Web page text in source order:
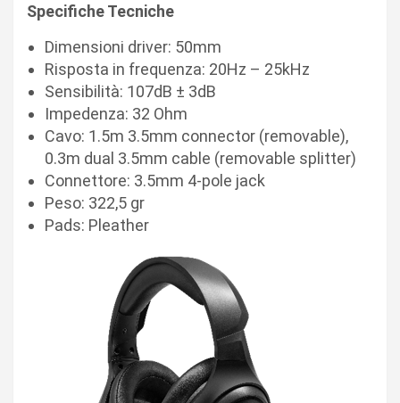
Specifiche Tecniche
Dimensioni driver: 50mm
Risposta in frequenza: 20Hz – 25kHz
Sensibilità: 107dB ± 3dB
Impedenza: 32 Ohm
Cavo: 1.5m 3.5mm connector (removable),
0.3m dual 3.5mm cable (removable splitter)
Connettore: 3.5mm 4-pole jack
Peso: 322,5 gr
Pads: Pleather